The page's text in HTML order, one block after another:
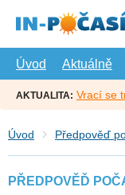
hlavní
Úvod
Aktuálně
AKTUALITA: Vrací se
Úvod Předpověď
PŘEDPOVĚĎ